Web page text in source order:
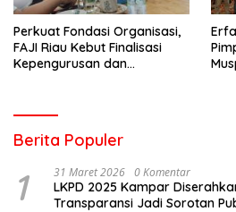
Perkuat Fondasi Organisasi,
FAJI Riau Kebut Finalisasi
Kepengurusan dan
Berita Populer
1 31 Maret 2026 0 Komentar
LKPD 2025 Kampar
Transparansi Jadi Sorotan